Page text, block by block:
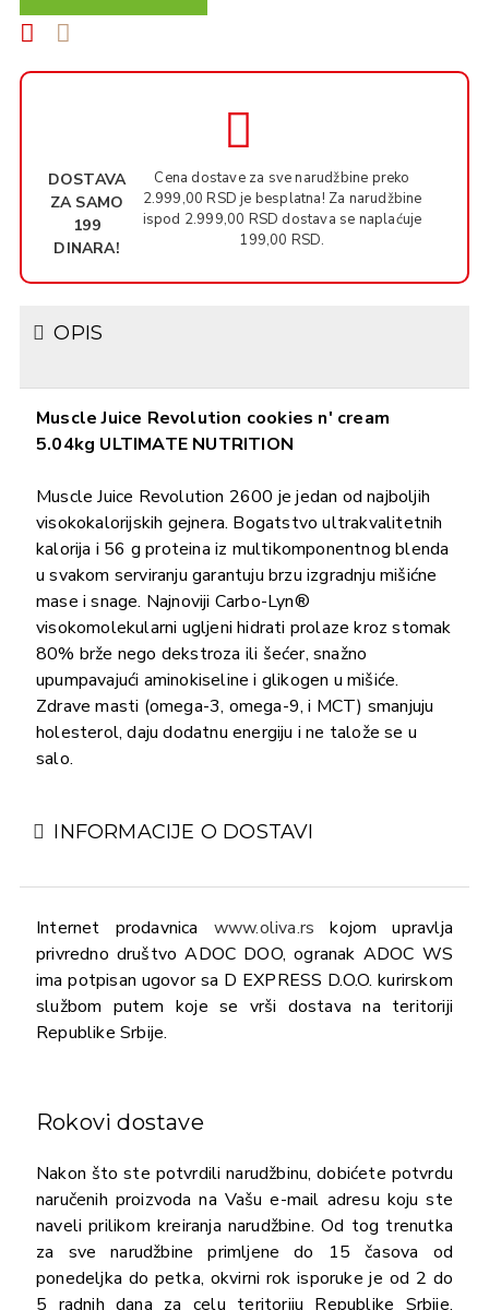
DOSTAVA
ZA SAMO
199
DINARA!
Cena dostave za sve narudžbine preko
2.999,00 RSD je besplatna! Za narudžbine
ispod 2.999,00 RSD dostava se naplaćuje
199,00 RSD.
OPIS
Muscle Juice Revolution cookies n' cream
5.04kg ULTIMATE NUTRITION
Muscle Juice Revolution 2600 je jedan od najboljih
visokokalorijskih gejnera. Bogatstvo ultrakvalitetnih
kalorija i 56 g proteina iz multikomponentnog blenda
u svakom serviranju garantuju brzu izgradnju mišićne
mase i snage. Najnoviji Carbo-Lyn®
visokomolekularni ugljeni hidrati prolaze kroz stomak
80% brže nego dekstroza ili šećer, snažno
upumpavajući aminokiseline i glikogen u mišiće.
Zdrave masti (omega-3, omega-9, i MCT) smanjuju
holesterol, daju dodatnu energiju i ne talože se u
salo.
INFORMACIJE O DOSTAVI
Internet prodavnica www.oliva.rs kojom upravlja
privredno društvo ADOC DOO, ogranak ADOC WS
ima potpisan ugovor sa D EXPRESS D.O.O. kurirskom
službom putem koje se vrši dostava na teritoriji
Republike Srbije.
Rokovi dostave
Nakon što ste potvrdili narudžbinu, dobićete potvrdu
naručenih proizvoda na Vašu e-mail adresu koju ste
naveli prilikom kreiranja narudžbine. Od tog trenutka
za sve narudžbine primljene do 15 časova od
ponedeljka do petka, okvirni rok isporuke je od 2 do
5 radnih dana za celu teritoriju Republike Srbije.